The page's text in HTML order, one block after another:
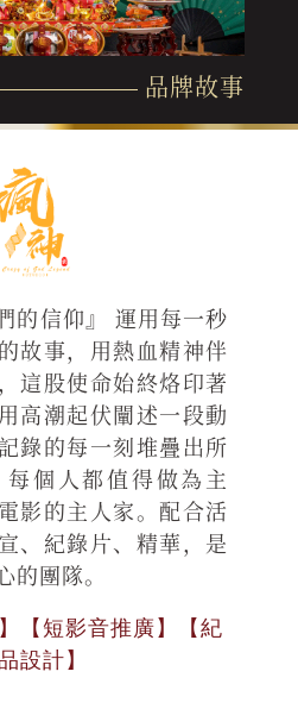
品牌故事
的信仰』 運用每一秒
故事，用熱血精神伴
這股使命始終烙印著
高潮起伏闡述一段動
錄的每一刻堆疊出所
個人都值得做為主
影的主人家。配合活
、紀錄片、精華，是
團隊。
【短影音推廣】【紀
設計】